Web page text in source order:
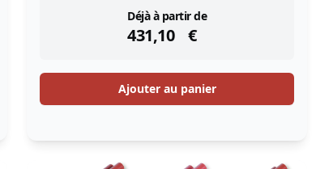
Déjà à partir de
431,10 €
instock
Ajouter au panier